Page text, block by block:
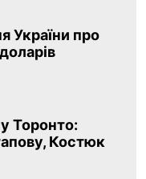
України про
Торонто:
Костюк